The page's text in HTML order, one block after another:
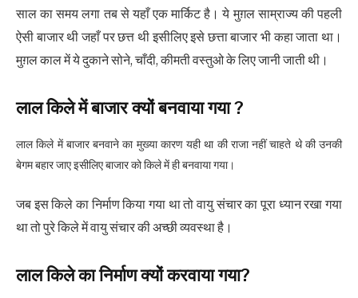
साल का समय लगा तब से यहाँ एक मार्किट है। ये मुग़ल साम्राज्य की पहली
ऐसी बाजार थी जहाँ पर छत्त थी इसीलिए इसे छत्ता बाजार भी कहा जाता था।
मुग़ल काल में ये दुकाने सोने, चाँदी, कीमती वस्तुओ के लिए जानी जाती थी।
लाल किले में बाजार क्यों बनवाया गया ?
लाल किले में बाजार बनवाने का मुख्या कारण यही था की राजा नहीं चाहते थे की उनकी
बेगमबहार जाए इसीलिए बाजार को किले में ही बनवाया गया।
जब इस किले का निर्माण किया गया था तो वायु संचार का पूरा ध्यान रखा गया
था तो पुरे किले में वायु संचार की अच्छी व्यवस्था है।
लाल किले का निर्माण क्यों करवाया गया?